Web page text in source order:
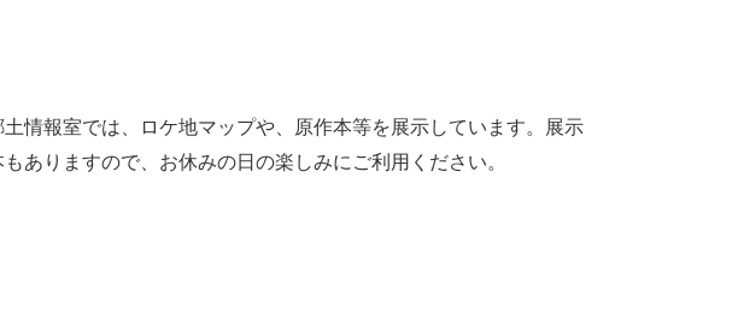
情報室では、ロケ地マップや、原作本等を展示しています。展示
りますので、お休みの日の楽しみにご利用ください。